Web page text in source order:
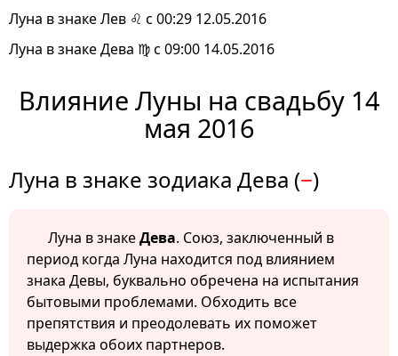
Луна в знаке Лев ♌ с 00:29 12.05.2016
Луна в знаке Дева ♍ с 09:00 14.05.2016
Влияние Луны на свадьбу 14
мая 2016
Луна в знаке зодиака Дева (−)
Луна в знакеДева. Союз, заключенный в
период когда Луна находится под влиянием
знака Девы, буквально обречена на испытания
бытовыми проблемами. Обходить все
препятствия и преодолевать их поможет
выдержка обоих партнеров.